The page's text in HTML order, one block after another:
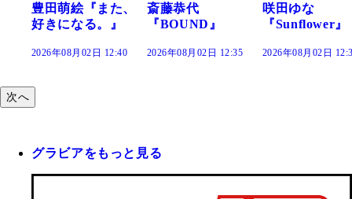
斎藤恭代
『BOUND』
2026年08月02日 12:35
咲田ゆな
『Sunflower』
2026年08月02日 12:30
藤水咲桜『花
だまり』
2026年08月02日
次へ
グラビアをもっと見る